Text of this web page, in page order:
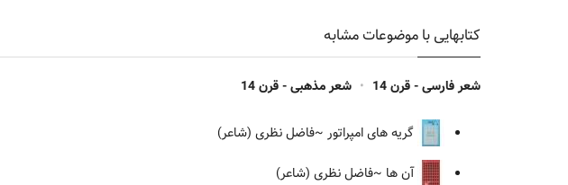
کتابهایی با موضوعات مشابه
شعر فارسی - قرن 14 • شعر مذهبی - قرن 14
گریه های امپراتور ~فاضل نظری (شاعر)
آن ها ~فاضل نظری (شاعر)